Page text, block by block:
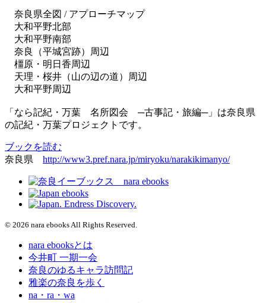
奈良県全図 / アプローチマップ
大和平野北部
大和平野南部
奈良（平城宮跡）周辺
橿原・明日香周辺
天理・桜井（山の辺の道）周辺
大和平野周辺
「なら記紀・万葉 名所図会 ─古事記・旅編─」は奈良県
の記紀・万葉プロジェクトです。
ブックを読む
奈良県 http://www3.pref.nara.jp/miryoku/narakikimanyo/
© 2026 nara ebooks All Rights Reserved.
nara ebooksとは
今井町 一期一会
奈良のゆるキャラ訪問記
雅楽の奈良を歩く
na・ra・wa